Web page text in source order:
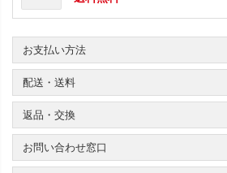
お支払い方法
配送・送料
返品・交換
お問い合わせ窓口